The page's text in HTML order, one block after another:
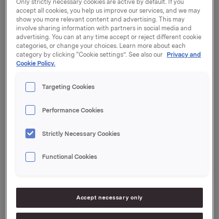
25. april 2019 kl. 15.00.
Frist for påmelding er 23. april 2019 kl. 15.00 (norsk tid).
Innkalling til generalforsamlingen, inklusive vedlegg,
følger vedlagt.
Innkallingen er sendt elektronisk eller pr post til alle
av vedlegg til innkallingen, kan disse bestilles på
opplysninger om aksjeeiers rettigheter er tilgjengelige
Generalforsamlingen holdes på norsk med
Det vil åpnes for registrering kl. 13.30 på dagen for
generalforsamling i Ingeniørenes Hus, hvoretter det
Only strictly necessary cookies are active by default. If you
accept all cookies, you help us improve our services, and we may
show you more relevant content and advertising. This may
involve sharing information with partners in social media and
advertising. You can at any time accept or reject different cookie
categories, or change your choices. Learn more about each
category by clicking “Cookie settings”. See also our Privacy and
Cookie Policy.
Targeting Cookies
Performance Cookies
Strictly Necessary Cookies
Functional Cookies
Accept necessary only